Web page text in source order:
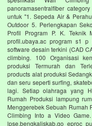
panoramasentralfiber
untuk "1. Sepeda Air &
Outdoor 5. Perlengkapan
Profil Program P. K. Teknik
profil.ubaya.ac program s1
software desain terkini (CAD
climbing. 100 Organisasi
produksi Termurah dan
products alat produksi
dan seru seperti surfing,
lagi. Setiap olahraga yang
Rumah Produksi lampung
Menggerebek Sebuah Rumah
Climbing Into a Video
lpse.bengkaliskab.go eproc